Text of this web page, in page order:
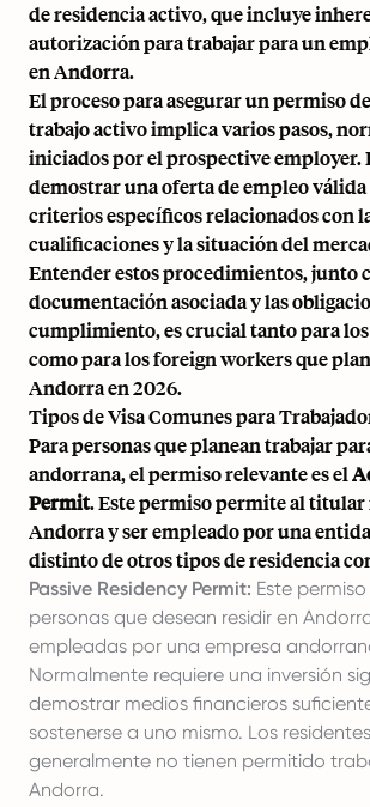
de residencia activo, que incluye
autorización para trabajar para un
en Andorra.
El proceso para asegurar un permiso
trabajo activo implica varios pasos,
iniciados por el prospective employer.
demostrar una oferta de empleo
criterios específicos relacionados con
cualificaciones y la situación del
Entender estos procedimientos, junto
documentación asociada y las
cumplimiento, es crucial tanto para
como para los foreign workers que
Andorra en 2026.
Tipos de Visa Comunes para
Para personas que planean trabajar
andorrana, el permiso relevante es el
Permit. Este permiso permite al
Andorra y ser empleado por una
distinto de otros tipos de residencia
Passive Residency Permit: Este
personas que desean residir en
empleadas por una empresa
Normalmente requiere una inversión
demostrar medios financieros
sostenerse a uno mismo. Los
generalmente no tienen permitido
Andorra.